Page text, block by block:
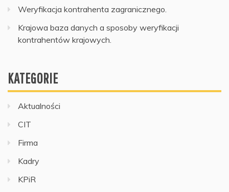
Weryfikacja kontrahenta zagranicznego.
Krajowa baza danych a sposoby weryfikacji
kontrahentów krajowych.
KATEGORIE
Aktualności
CIT
Firma
Kadry
KPiR